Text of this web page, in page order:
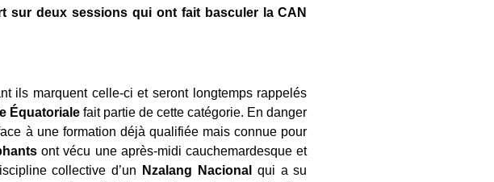
sur deux sessions qui ont fait basculer la CAN
ils marquent celle-ci et seront longtemps rappelés
Équatoriale fait partie de cette catégorie. En danger
à une formation déjà qualifiée mais connue pour
ont vécu une après-midi cauchemardesque et
collective d’un
Nzalang Nacional
qui a su